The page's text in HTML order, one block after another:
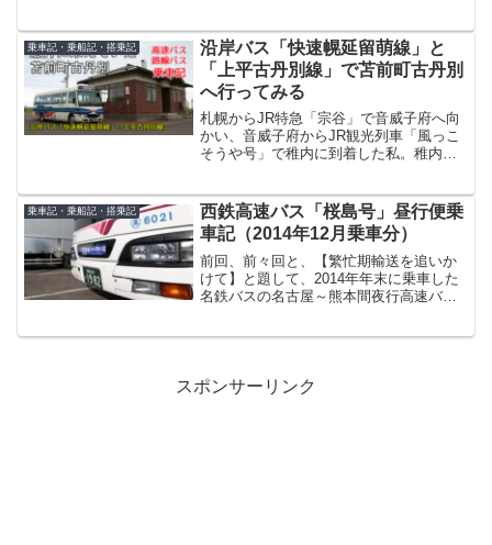
「トロピカル号」、京阪神線「SORIN
号」）の予...
乗車記・乗船記・搭乗記
沿岸バス「快速幌延留萌線」と
「上平古丹別線」で苫前町古丹別
へ行ってみる
札幌からJR特急「宗谷」で音威子府へ向
かい、音威子府からJR観光列車「風っこ
そうや号」で稚内に到着した私。稚内市
海オロロンラインなのか・・・。実は、
予てから行こうと思い...
乗車記・乗船記・搭乗記
西鉄高速バス「桜島号」昼行便乗
車記（2014年12月乗車分）
前回、前々回と、【繁忙期輸送を追いか
けて】と題して、2014年年末に乗車した
名鉄バスの名古屋～熊本間夜行高速バス
スポンサーリンク